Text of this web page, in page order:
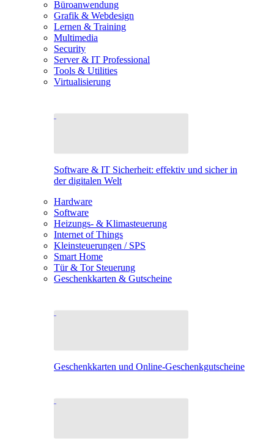
Büroanwendung
Grafik & Webdesign
Lernen & Training
Multimedia
Security
Server & IT Professional
Tools & Utilities
Virtualisierung
Software & IT Sicherheit: effektiv und sicher in
der digitalen Welt
Hardware
Software
Heizungs- & Klimasteuerung
Internet of Things
Kleinsteuerungen / SPS
Smart Home
Tür & Tor Steuerung
Geschenkkarten & Gutscheine
Geschenkkarten und Online-Geschenkgutscheine